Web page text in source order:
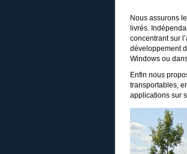
Nous assurons
livrés.
concentrant sur
développement
Windows ou
Enfin nous
transportables,
applications sur